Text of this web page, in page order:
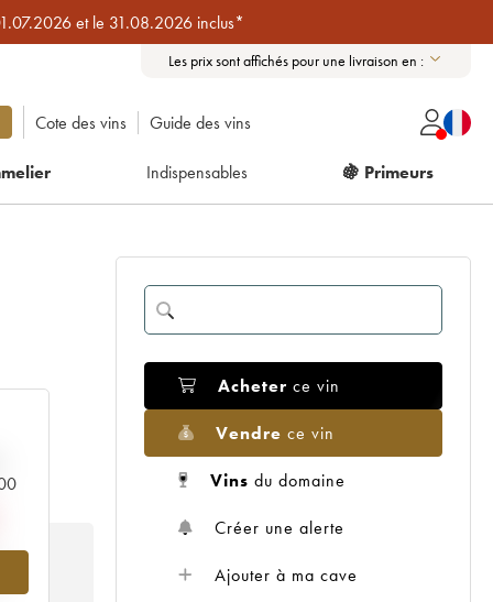
et le 31.08.2026 inclus*
Les prix sont affichés pour une livraison en :
Cote des vins Guide des vins
Indispensables 🍇 Primeurs
Acheter ce vin
Vendre ce vin
Vins du domaine
Créer une alerte
Ajouter à ma cave